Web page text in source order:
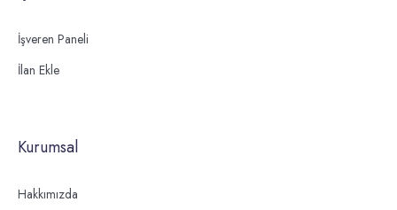
İşveren Paneli
İlan Ekle
Kurumsal
Hakkımızda